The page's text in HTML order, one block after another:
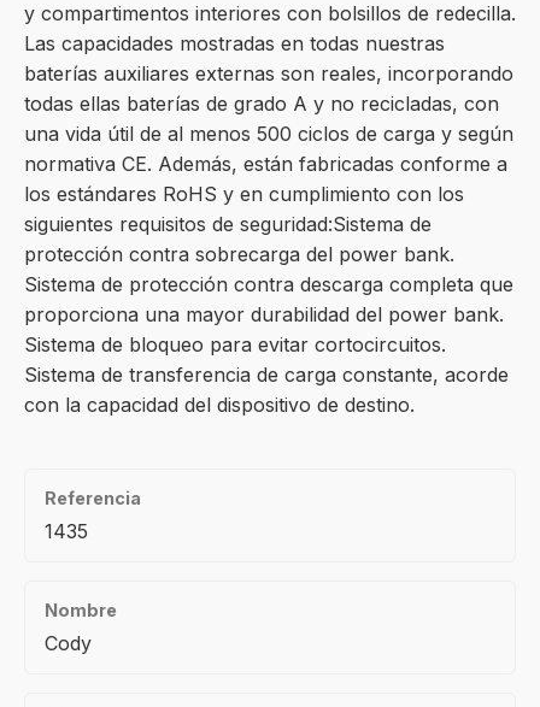
y compartimentos interiores con bolsillos de redecilla.
Las capacidades mostradas en todas nuestras
baterías auxiliares externas son reales, incorporando
todas ellas baterías de grado A y no recicladas, con
una vida útil de al menos 500 ciclos de carga y según
normativa CE. Además, están fabricadas conforme a
los estándares RoHS y en cumplimiento con los
siguientes requisitos de seguridad:Sistema de
protección contra sobrecarga del power bank.
Sistema de protección contra descarga completa que
proporciona una mayor durabilidad del power bank.
Sistema de bloqueo para evitar cortocircuitos.
Sistema de transferencia de carga constante, acorde
con la capacidad del dispositivo de destino.
Referencia
1435
Nombre
Cody